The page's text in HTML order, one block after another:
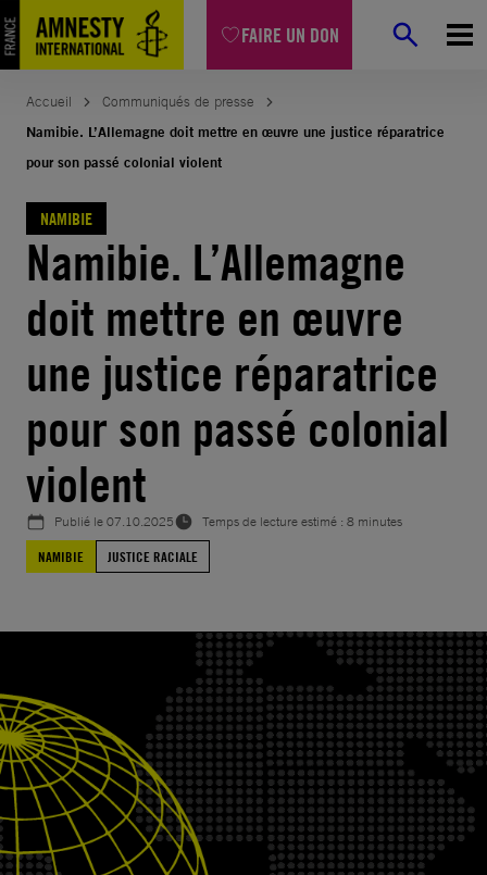
FAIRE UN DON
Aller
au
contenu
Accueil
Communiqués de presse
Namibie. L’Allemagne doit mettre en œuvre une justice réparatrice
pour son passé colonial violent
NAMIBIE
Namibie. L’Allemagne
doit mettre en œuvre
une justice réparatrice
pour son passé colonial
violent
Publié le07.10.2025
Temps de lecture estimé : 8 minutes
NAMIBIE
JUSTICE RACIALE